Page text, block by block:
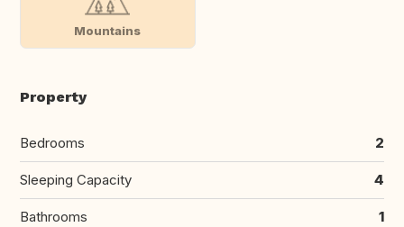
Mountains
Property
Bedrooms 2
Sleeping Capacity 4
Bathrooms 1